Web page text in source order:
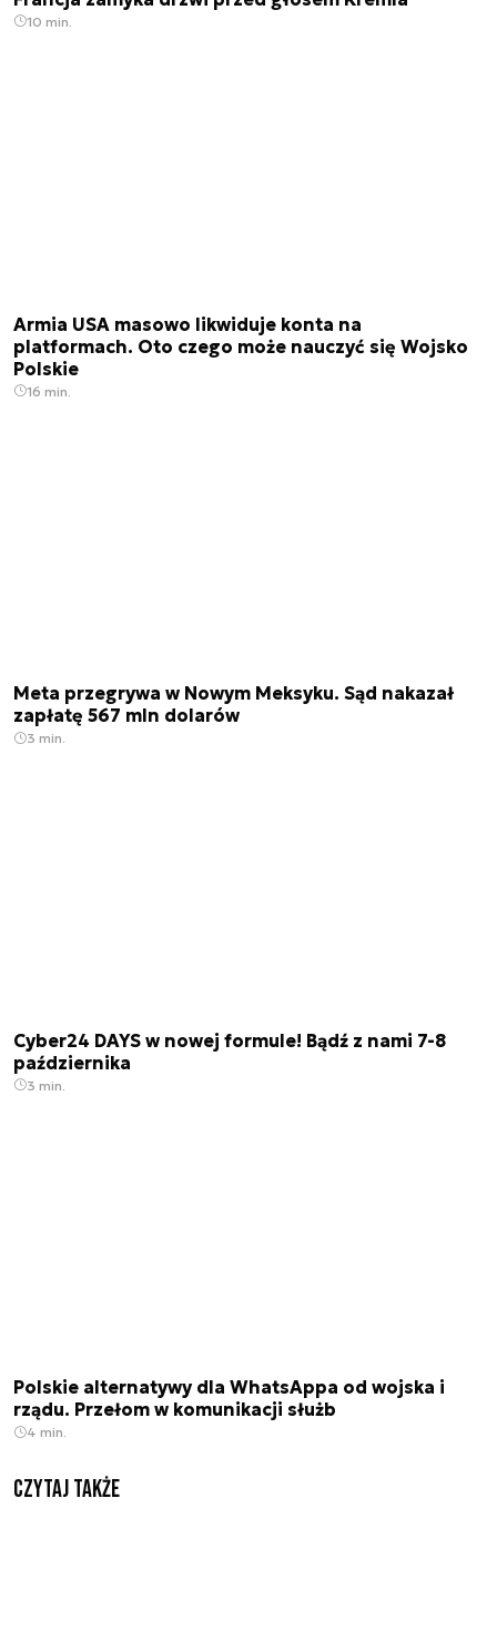
10 min.
Armia USA masowo likwiduje konta na
platformach. Oto czego może nauczyć się Wojsko
Polskie
16 min.
Meta przegrywa w Nowym Meksyku. Sąd nakazał
zapłatę 567 mln dolarów
3 min.
Cyber24 DAYS w nowej formule! Bądź z nami 7-8
października
3 min.
Polskie alternatywy dla WhatsAppa od wojska i
rządu. Przełom w komunikacji służb
4 min.
Czytaj także